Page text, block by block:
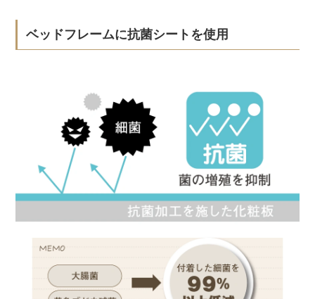
ベッドフレームに抗菌シートを使用